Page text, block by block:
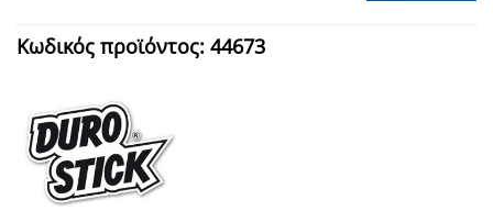
Κωδικός προϊόντος: 44673